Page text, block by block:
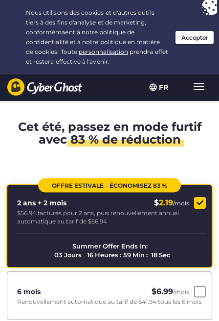
FR
Vous avez opté pour :L'offre la plus avantageuse
2.1666666666667 ans à $2.19/mois
Cet été, passez en mode furtif
avec83 % de réduction
OFFRE ESTIVALE – ÉCONOMISEZ 83 %
2 ans + 2 mois $2.19/mois
$56.94 facturés pour 2 ans, puis renouvellement annuel
automatique au tarif de $56.94
Summer Offer Ends In:
03 Jours 16 Heures : 59 Min : 17 Sec
6 mois $6.99/mois
Renouvellement automatique au tarif de $41.94 tous les 6 mois